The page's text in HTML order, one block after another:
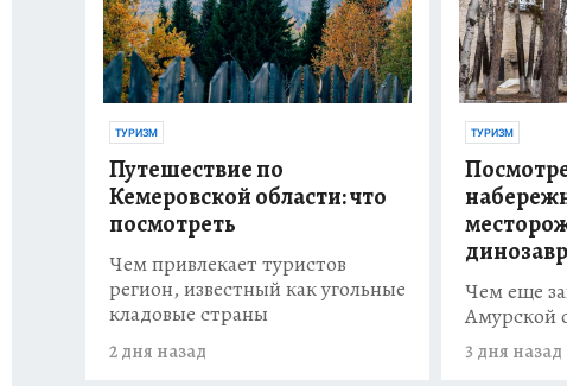
ТУРИЗМ
Путешествие по
Кемеровской области: что
посмотреть
Чем привлекает туристов
регион, известный как угольные
кладовые страны
2 дня назад
ТУРИЗМ
Чем еще
Амурской
3 дня назад